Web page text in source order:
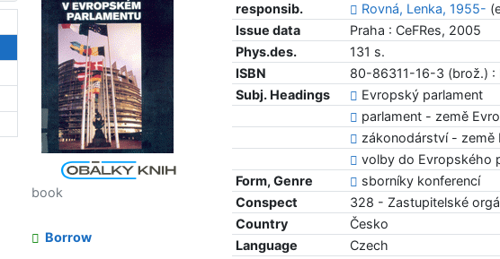
responsib.
Rovná, Lenka, 1955-
Issue data
Praha : CeFRes, 2005
Phys.des.
131 s.
ISBN
80-86311-16-3 (brož.) :
Subj. Headings
Evropský parlament
parlament - země
zákonodárství - země
volby do Evropského
Form, Genre
sborníky konferencí
Conspect
328 - Zastupitelské
Country
Česko
Language
Czech
book
Borrow